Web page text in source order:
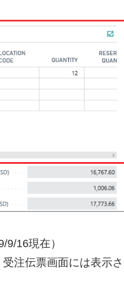
16現在）
注伝票画面には表示